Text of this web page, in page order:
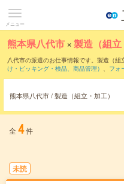
メニュー
熊本県八代市 ×製造（組立
八代市の派遣のお仕事情報です。製造（組
け・ピッキング・検品、商品管理） 、 フォ
熊本県八代市 / 製造（組立・加工）
全 4件
未読